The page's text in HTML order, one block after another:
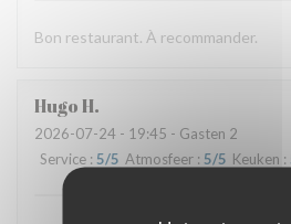
Bon restaurant. À recommander.
HugoH
2026-07-24 - 19:45 - Gasten 2
Service : 5/5 Atmosfeer : 5/5 Keuken :